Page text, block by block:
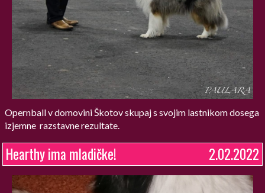
Opernball v domovini Škotov skupaj s svojim lastnikom dosega
izjemne razstavne rezultate.
Hearthy ima mladičke! 2.02.2022